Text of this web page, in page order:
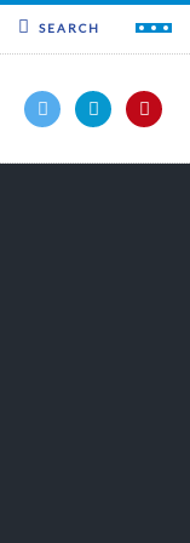
SEARCH